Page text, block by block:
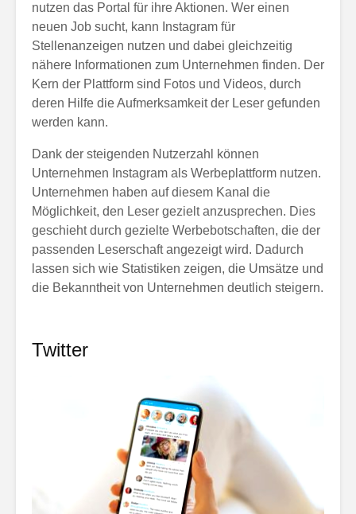
nutzen das Portal für ihre Aktionen. Wer einen
neuen Job sucht, kann Instagram für
Stellenanzeigen nutzen und dabei gleichzeitig
nähere Informationen zum Unternehmen finden. Der
Kern der Plattform sind Fotos und Videos, durch
deren Hilfe die Aufmerksamkeit der Leser gefunden
werden kann.
Dank der steigenden Nutzerzahl können
Unternehmen Instagram als Werbeplattform nutzen.
Unternehmen haben auf diesem Kanal die
Möglichkeit, den Leser gezielt anzusprechen. Dies
geschieht durch gezielte Werbebotschaften, die der
passenden Leserschaft angezeigt wird. Dadurch
lassen sich wie Statistiken zeigen, die Umsätze und
die Bekanntheit von Unternehmen deutlich steigern.
Twitter